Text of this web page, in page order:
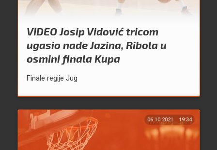
VIDEO Josip Vidović tricom
ugasio nade Jazina, Ribola u
osmini finala Kupa
Finale regije Jug
06.10.2021. 19:34